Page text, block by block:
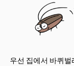
우선 집에서 바퀴